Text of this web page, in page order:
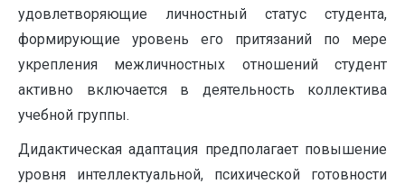
удовлетворяющие личностный статус студента,
формирующие уровень его притязаний по мере
укрепления межличностных отношений студент
активно включается в деятельность коллектива
учебной группы.
Дидактическая адаптация предполагает повышение
уровня интеллектуальной, психической готовности